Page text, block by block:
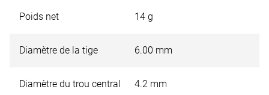
les diamètres plus petits peuvent être fournis avec une
Poids net 14 g
Diamètre de la tige 6.00 mm
Diamètre du trou central 4.2 mm